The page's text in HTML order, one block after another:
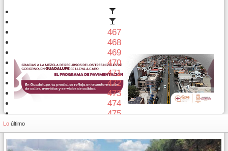
467
468
469
470
471
472
473
474
475
Lo último